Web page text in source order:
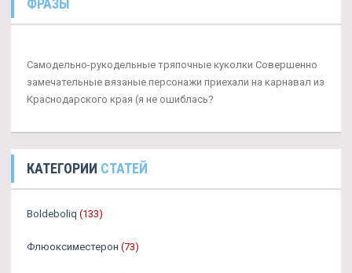
ФРАЗЫ
Самодельно-рукодельные тряпочные куколки Совершенно
замечательные вязаные персонажи приехали на карнавал из
Краснодарского края (я не ошиблась?
КАТЕГОРИИ СТАТЕЙ
Boldeboliq (133)
Флюоксиместерон (73)